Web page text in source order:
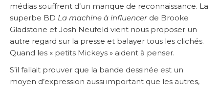
médias souffrent d’un manque de reconnaissance. La
superbe BD La machine à influencerde Brooke
Gladstone et Josh Neufeld vient nous proposer un
autre regard sur la presse et balayer tous les clichés.
Quand les « petits Mickeys » aident à penser.
S’il fallait prouver que la bande dessinée est un
moyen d’expression aussi important que les autres,